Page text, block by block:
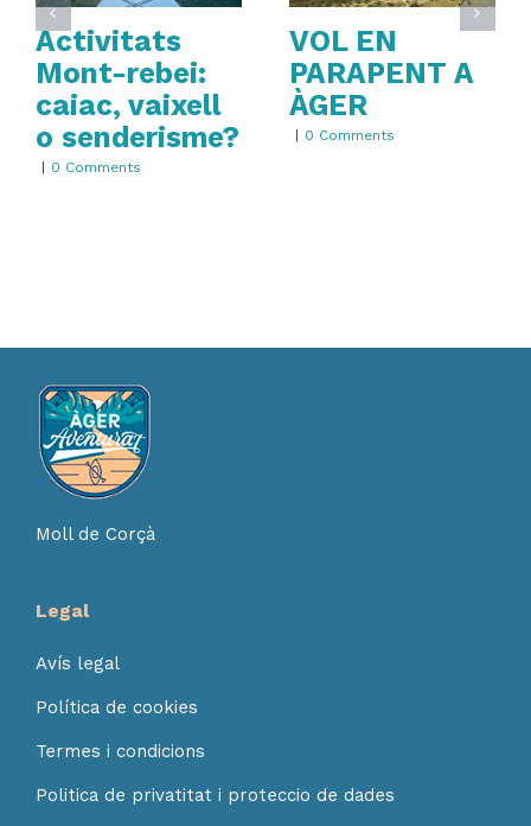
Activitats
Mont-rebei:
caiac, vaixell
o senderisme?
0 Comments
VOL EN
PARAPENT A
ÀGER
0 Comments
Moll de Corçà
Legal
Avís legal
Política de cookies
Termes i condicions
Politica de privatitat i proteccio de dades